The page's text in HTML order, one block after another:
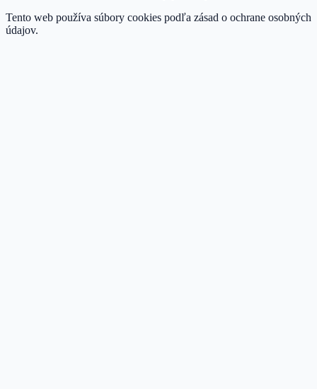
Tento web používa súbory cookies podľa zásad o ochrane osobných
údajov.